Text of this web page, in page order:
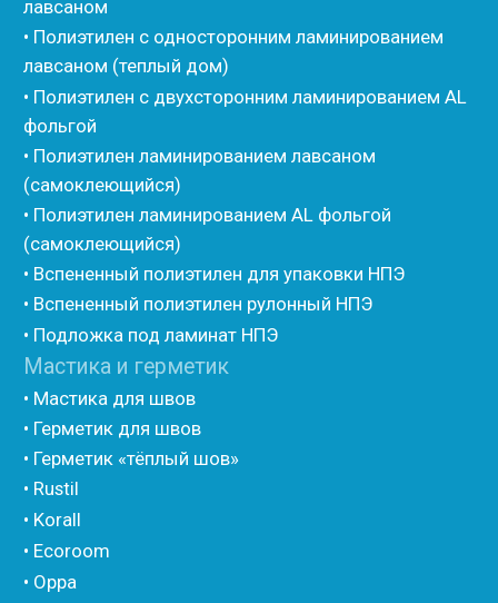
• K-flex
• Вспененный каучук
• Вспененные EPDM уплотнители
• Изоком Шнур
• Изоком Жгут
• Стенофлекс Шнур
• Стенофлекс Жгут
• Подложка Тепофол НПЭ
• Подложка Пенолин НПЭ
• Жгут Изонел
• Шнур Изонел
• Жгут Тилит
• Гернитовый шнур
• Бентонитовый шнур
• Стенофлекс для труб
• Мат из вспененного полиэтилена Тепофол
• Трубная изоляция из вспененного полиэтилена
Тилит
• Трубная изоляция из вспененного полиэтилена
• Трубная изоляция из вспененного полиэтилена
Изотом
• Компенсационный мат вспененного полиэтилена
• Утеплитель для труб из вспененного полиэтилена